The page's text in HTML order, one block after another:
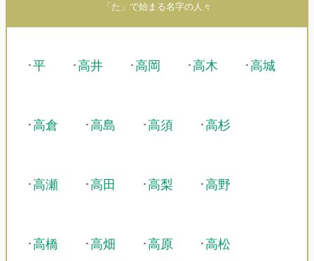
「た」で始まる名字の人々
･平 ･高井 ･高岡 ･高木 ･高城
･高倉 ･高島 ･高須 ･高杉
･高瀬 ･高田 ･高梨 ･高野
･高橋 ･高畑 ･高原 ･高松